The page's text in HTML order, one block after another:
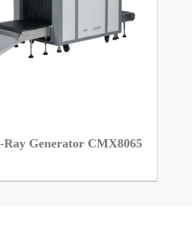
Generator CMX8065